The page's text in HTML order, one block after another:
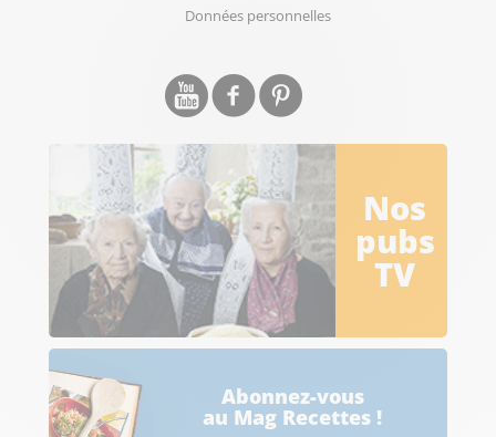
Données personnelles
Nos
pubs
TV
Abonnez-vous
au Mag Recettes !